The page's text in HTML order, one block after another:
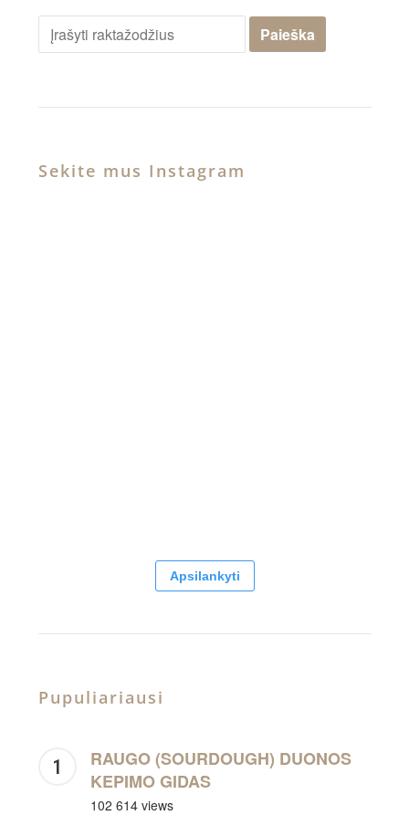
Sekite mus Instagram
Apsilankyti
Pupuliariausi
RAUGO (SOURDOUGH) DUONOS
KEPIMO GIDAS
102 614 views